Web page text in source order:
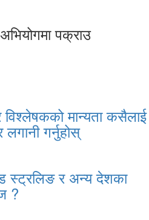
पक्राउ
मान्यता कसैलाई
गर्नुहोस्
स्ट्रलिङ र अन्य देशका
?